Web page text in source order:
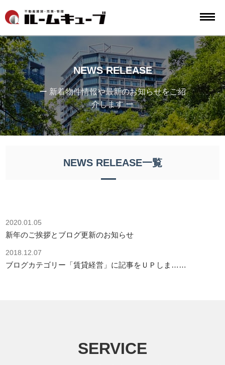
NEWS RELEASE
ー 新着物件情報や最新のお知らせをご紹
介します ー
NEWS RELEASE一覧
2020.01.05
新年のご挨拶とブログ更新のお知らせ
2018.12.07
ブログカテゴリー「賃貸経営」に記事をＵＰしま……
SERVICE